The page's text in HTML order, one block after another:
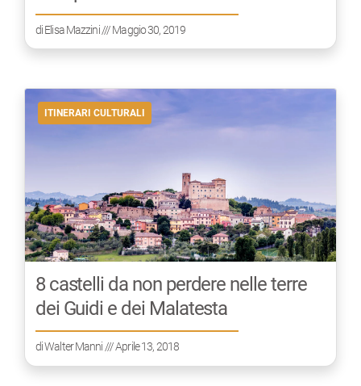
diElisa Mazzini/// Maggio 30, 2019
ITINERARI CULTURALI
8 castelli da non perdere nelle terre
dei Guidi e dei Malatesta
diWalter Manni /// Aprile 13, 2018